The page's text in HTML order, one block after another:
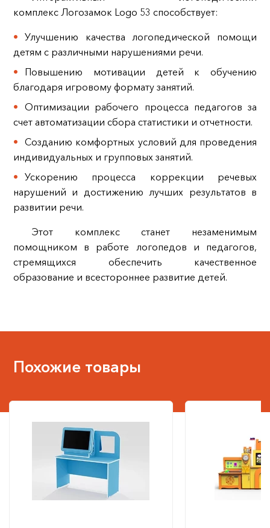
комплекс Логозамок Logo 53 способствует:
Улучшению качества логопедической помощи
детям с различными нарушениями речи.
Повышению мотивации детей к обучению
благодаря игровому формату занятий.
Оптимизации рабочего процесса педагогов за
счет автоматизации сбора статистики и отчетности.
Созданию комфортных условий для проведения
индивидуальных и групповых занятий.
Ускорению процесса коррекции речевых
нарушений и достижению лучших результатов в
развитии речи.
Этот комплекс станет незаменимым
помощником в работе логопедов и педагогов,
стремящихся обеспечить качественное
образование и всестороннее развитие детей.
Похожие товары